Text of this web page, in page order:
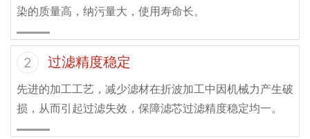
染的质量高，纳污量大，使用寿命长。
2 过滤精度稳定
先进的加工工艺，减少滤材在折波加工中因机械力产生破
损，从而引起过滤失效，保障滤芯过滤精度稳定均一。